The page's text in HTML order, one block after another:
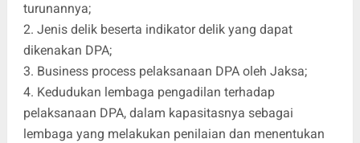
turunannya;
2. Jenis delik beserta indikator delik yang dapat
dikenakan DPA;
3. Business process pelaksanaan DPA oleh Jaksa;
4. Kedudukan lembaga pengadilan terhadap
pelaksanaan DPA, dalam kapasitasnya sebagai
lembaga yang melakukan penilaian dan menentukan